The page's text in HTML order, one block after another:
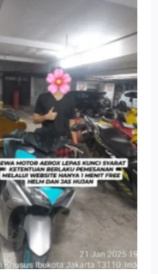
Cityplaza
Jatinegara Gedung
Parkir P6A